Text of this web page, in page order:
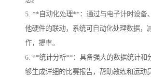
5. **自动化处理**：通过与电子计时设备
他硬件的联动，系统可自动化处理数据，
作，提率。
6. **统计分析**：具备强大的数据统计和
够生成详细的比赛报告，帮助教练和运动